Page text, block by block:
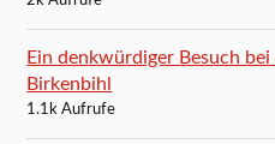
Ein denkwürdiger Besuch
Birkenbihl
1.1k Aufrufe